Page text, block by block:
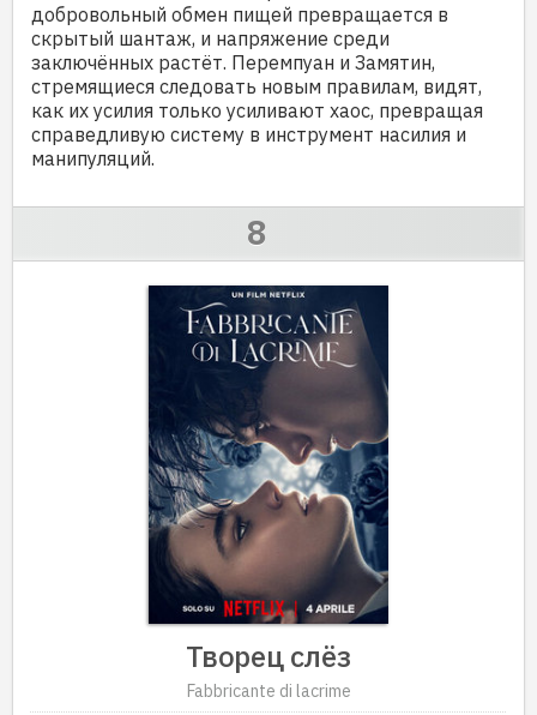
добровольный обмен пищей превращается в
скрытый шантаж, и напряжение среди
заключённых растёт. Перемпуан и Замятин,
стремящиеся следовать новым правилам, видят,
как их усилия только усиливают хаос, превращая
справедливую систему в инструмент насилия и
манипуляций.
Творец слёз
Fabbricante di lacrime